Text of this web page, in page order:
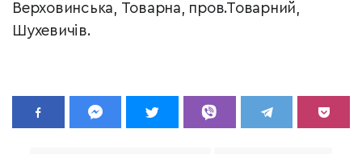
Верховинська, Товарна, пров.Товарний,
Шухевичів.